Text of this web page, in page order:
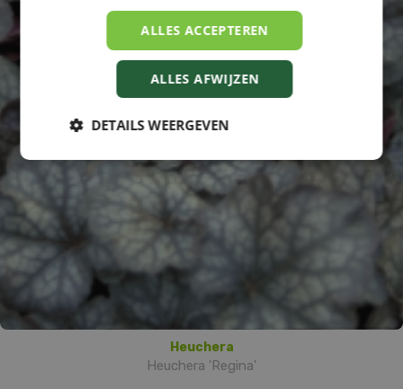
Heuchera
Heuchera 'Regina'
ALLES ACCEPTEREN
ALLES AFWIJZEN
DETAILS WEERGEVEN